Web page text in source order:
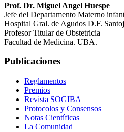
Prof. Dr. Miguel Angel Huespe
Jefe del Departamento Materno
Hospital Gral. de Agudos D.F.
Profesor Titular de Obstetricia
Facultad de Medicina. UBA.
Publicaciones
Reglamentos
Premios
Revista SOGIBA
Protocolos y Consensos
Notas Científicas
La Comunidad